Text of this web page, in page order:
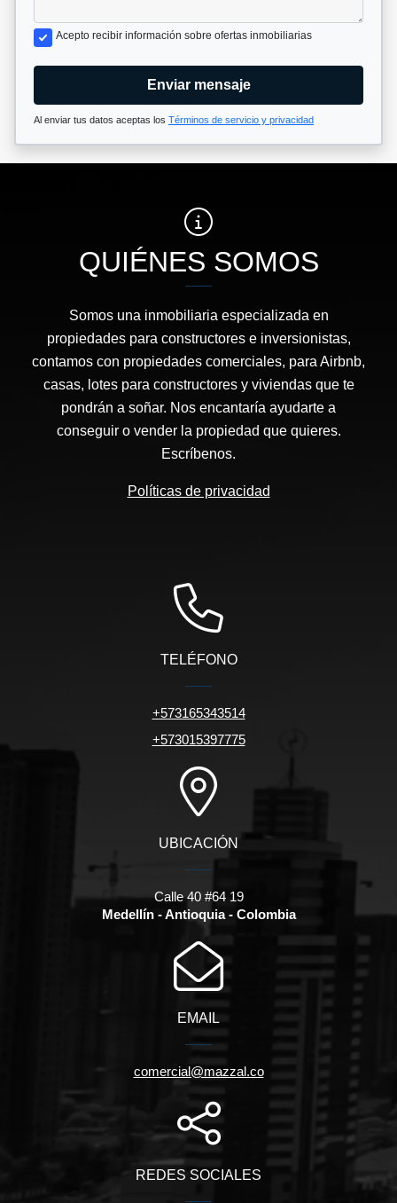
Acepto recibir información sobre ofertas inmobiliarias
Enviar mensaje
Al enviar tus datos aceptas los Términos de servicio y privacidad
QUIÉNES SOMOS
Somos una inmobiliaria especializada en
propiedades para constructores e inversionistas,
contamos con propiedades comerciales, para Airbnb,
casas, lotes para constructores y viviendas que te
pondrán a soñar. Nos encantaría ayudarte a
conseguir o vender la propiedad que quieres.
Escríbenos.
Políticas de privacidad
TELÉFONO
+573165343514
+573015397775
UBICACIÓN
Calle 40 #64 19
Medellín - Antioquia - Colombia
EMAIL
comercial@mazzal.co
REDES SOCIALES